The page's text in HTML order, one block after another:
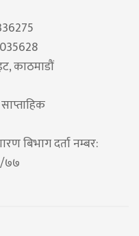
काठमाडौं
बिभाग दर्ता नम्बर:
७७